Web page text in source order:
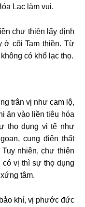
Lạc làm vui.
chư thiên lấy định
ở cõi Tam thiền. Từ
có khổ lạc thọ.
trân vị như cam lộ,
ăn vào liền tiêu hóa
thọ dụng vi tế như
cung điện thất
nhiên, chư thiên
vị thì sự thọ dụng
tâm.
khí, vị phước đức